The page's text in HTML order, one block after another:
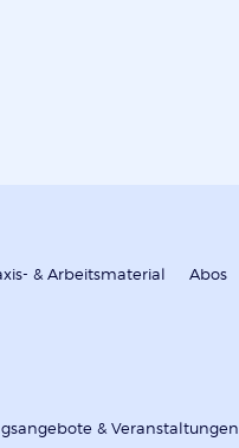
& Arbeitsmaterial Abos
& Veranstaltungen